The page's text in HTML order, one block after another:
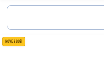
NOVÉ ZBOŽÍ